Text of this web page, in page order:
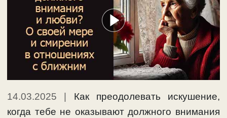
14.03.2025
Как преодолевать искушение,
когда тебе не оказывают должного внимания